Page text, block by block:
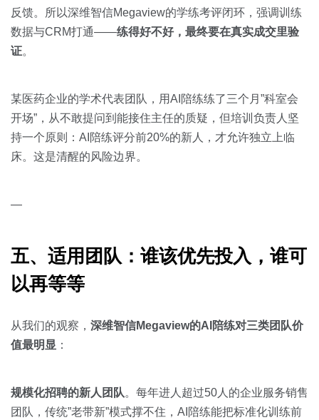
反馈。所以深维智信Megaview的学练考评闭环，强调训练
数据与CRM打通——练得好不好，最终要在真实成交里验
证。
某医药企业的学术代表团队，用AI陪练练了三个月”科室会
开场”，从不敢提问到能接住主任的质疑，但培训负责人坚
持一个原则：AI陪练评分前20%的新人，才允许独立上临
床。这是清醒的风险边界。
—
五、适用团队：谁该优先投入，谁可
以再等等
从我们的观察， 深维智信Megaview的AI陪练对三类团队价
值最明显 ：
规模化招聘的新人团队。每年进人超过50人的企业服务销售
团队，传统”老带新”模式撑不住，AI陪练能把标准化训练前